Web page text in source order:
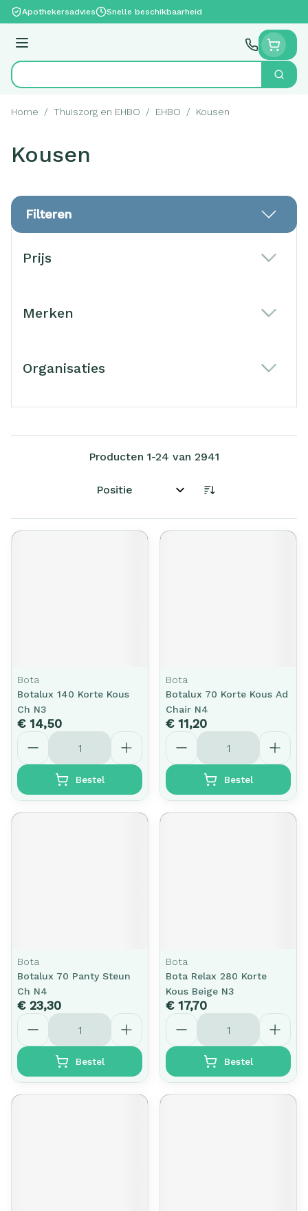
Ga naar de inhoud
Apothekersadvies Snelle beschikbaarheid
Menu
Product, merk, categorie... Zoek
Home / Thuiszorg en EHBO / EHBO / Kousen
Kousen
Filteren
Prijs
Merken
Organisaties
Producten 1-24 van 2941
Sorteer op:
Bota
Botalux 140 Korte Kous
Ch N3
€ 14,50
Aantal
Bestel
Bota
Botalux 70 Korte Kous Ad
Chair N4
€ 11,20
Aantal
Bestel
Bota
Botalux 70 Panty Steun
Ch N4
€ 23,30
Aantal
Bestel
Bota
Bota Relax 280 Korte
Kous Beige N3
€ 17,70
Aantal
Bestel